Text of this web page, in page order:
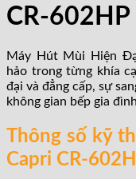
CR-602HP
Máy Hút Mùi Hiện
hảo trong từng khía
đại và đẳng cấp, sự
không gian bếp gia
Thông số kỹ
Capri CR-